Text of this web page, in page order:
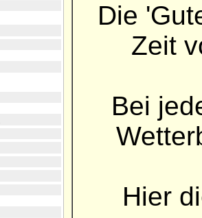
Die
Zeit
Bei
Hier